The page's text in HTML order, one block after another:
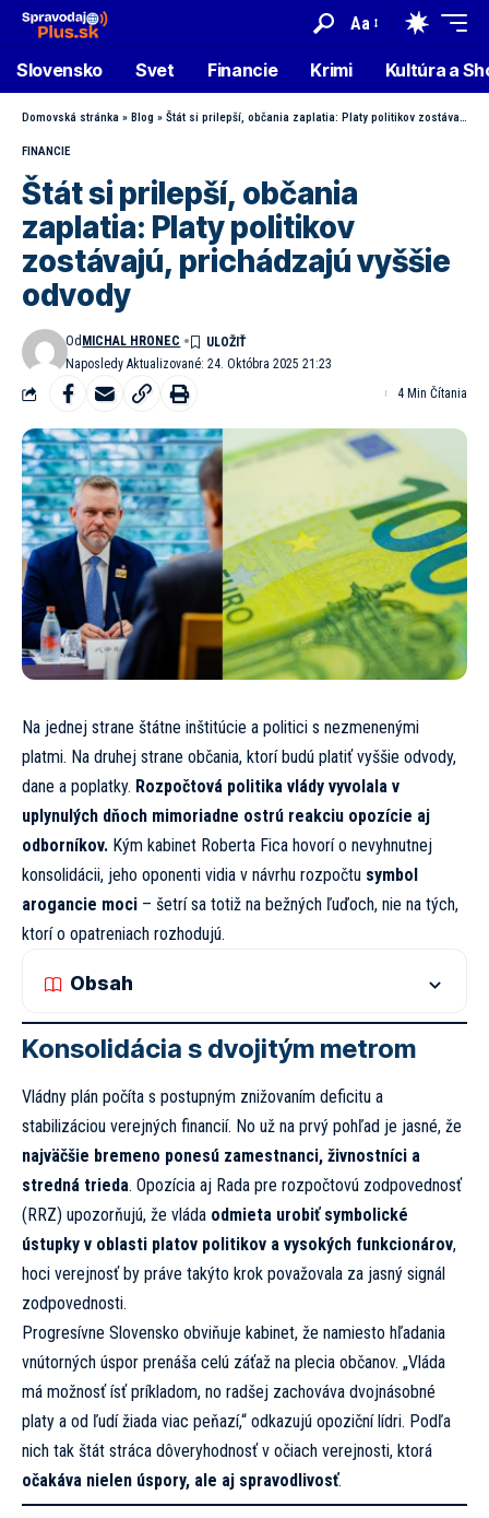
Aa
Slovensko Svet Financie Krimi Kultúra a
Domovská stránka » Blog » Štát si prilepší, občania zaplatia: Platy politikov zostávajú, prichádzajú vyššie odvody
FINANCIE
Štát si prilepší, občania
zaplatia: Platy politikov
zostávajú, prichádzajú vyššie
odvody
Naposledy Aktualizované: 24. Októbra 2025 21:23
Od MICHAL HRONEC
4 Min Čítania
Na jednej strane štátne inštitúcie a politici s nezmenenými
platmi. Na druhej strane občania, ktorí budú platiť vyššie odvody,
dane a poplatky. Rozpočtová politika vlády vyvolala v
uplynulých dňoch mimoriadne ostrú reakciu opozície aj
odborníkov. Kým kabinet Roberta Fica hovorí o nevyhnutnej
konsolidácii, jeho oponenti vidia v návrhu rozpočtu symbol
arogancie moci – šetrí sa totiž na bežných ľuďoch, nie na tých,
ktorí o opatreniach rozhodujú.
Obsah
Konsolidácia s dvojitým metrom
Vládny plán počíta s postupným znižovaním deficitu a
stabilizáciou verejných financií. No už na prvý pohľad je jasné, že
najväčšie bremeno ponesú zamestnanci, živnostníci a
stredná trieda. Opozícia aj Rada pre rozpočtovú zodpovednosť
(RRZ) upozorňujú, že vláda odmieta urobiť symbolické
ústupky v oblasti platov politikov a vysokých funkcionárov,
hoci verejnosť by práve takýto krok považovala za jasný signál
zodpovednosti.
Progresívne Slovensko obviňuje kabinet, že namiesto hľadania
vnútorných úspor prenáša celú záťaž na plecia občanov. „Vláda
má možnosť ísť príkladom, no radšej zachováva dvojnásobné
platy a od ľudí žiada viac peňazí,“ odkazujú opoziční lídri. Podľa
nich tak štát stráca dôveryhodnosť v očiach verejnosti, ktorá
očakáva nielen úspory, ale aj spravodlivosť.